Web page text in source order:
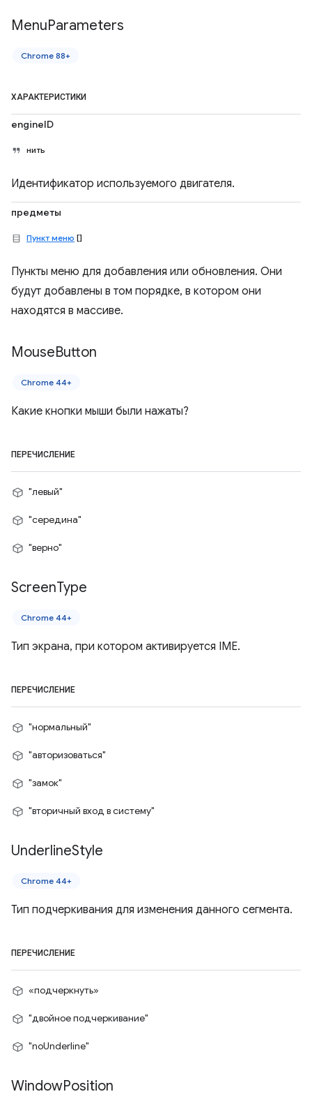
MenuParameters
Chrome 88+
ХАРАКТЕРИСТИКИ
engineID
нить
Идентификатор используемого двигателя.
предметы
Пункт меню []
Пункты меню для добавления или обновления. Они
будут добавлены в том порядке, в котором они
находятся в массиве.
MouseButton
Chrome 44+
Какие кнопки мыши были нажаты?
ПЕРЕЧИСЛЕНИЕ
"левый"
"середина"
"верно"
ScreenType
Chrome 44+
Тип экрана, при котором активируется IME.
ПЕРЕЧИСЛЕНИЕ
"нормальный"
"авторизоваться"
"замок"
"вторичный вход в систему"
UnderlineStyle
Chrome 44+
Тип подчеркивания для изменения данного сегмента.
ПЕРЕЧИСЛЕНИЕ
«подчеркнуть»
"двойное подчеркивание"
"noUnderline"
WindowPosition